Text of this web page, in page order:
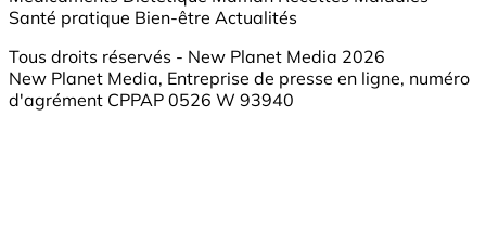
Santé pratique Bien-être Actualités
Tous droits réservés - New Planet Media 2026
New Planet Media, Entreprise de presse en ligne, numéro
d'agrément CPPAP 0526 W 93940